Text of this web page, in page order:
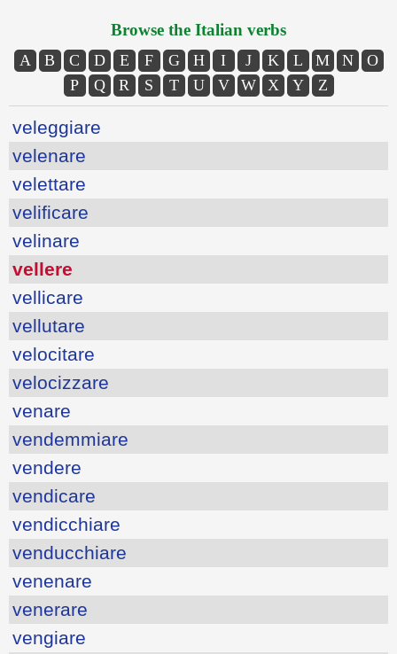
Browse the Italian verbs
A B C D E F G H I J K L M N
O
P
Q R S T U V W X Y Z
veleggiare
velenare
velettare
velificare
velinare
vellere
vellicare
vellutare
velocitare
velocizzare
venare
vendemmiare
vendere
vendicare
vendicchiare
venducchiare
venenare
venerare
vengiare